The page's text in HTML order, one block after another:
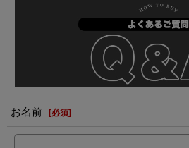
お名前 [必須]